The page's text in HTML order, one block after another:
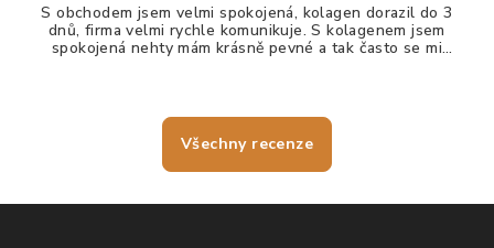
S obchodem jsem velmi spokojená, kolagen dorazil do 3
dnů, firma velmi rychle komunikuje. S kolagenem jsem
spokojená nehty mám krásně pevné a tak často se mi
Všechny recenze